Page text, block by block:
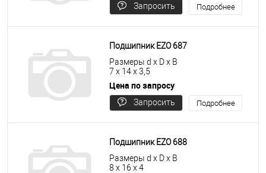
Запросить
Подробнее
Подшипник EZO 687
Размеры d x D x B
7 x 14 x 3,5
Цена по запросу
Запросить
Подробнее
Подшипник EZO 688
Размеры d x D x B
8 x 16 x 4